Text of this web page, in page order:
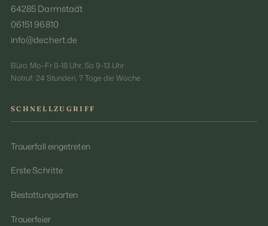
64285 Darmstadt
06151 96810
info@dechert.de
Büro: Mo–Fr 8–18 Uhr, Sa 9–13 Uhr
Notruf: 24 Stunden, 7 Tage die Woche
SCHNELLZUGRIFF
Trauerfall eingetreten
Erste Schritte
Bestattungsarten
Trauerfeier